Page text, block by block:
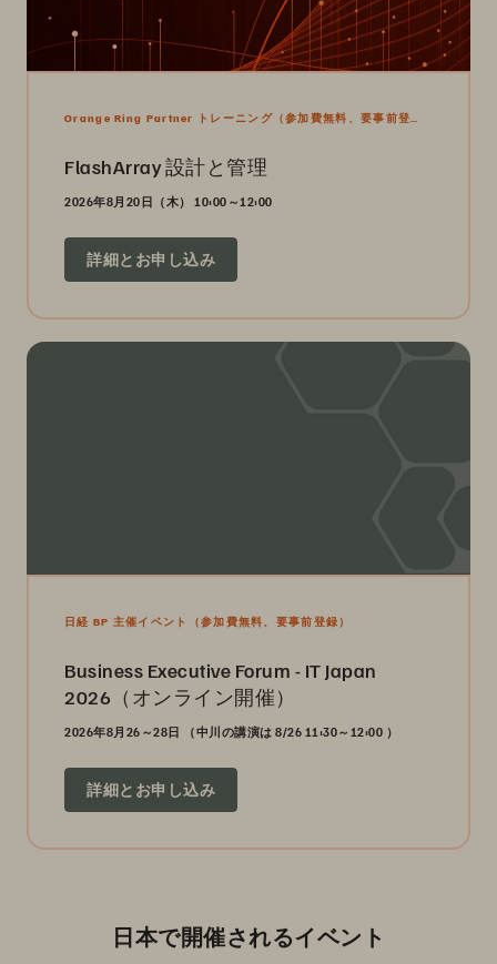
Orange Ring Partner トレーニング（参加費無料、要事前登
FlashArray 設計と管理
2026年8月20日（木） 10:00～12:00
詳細とお申し込み
日経 BP 主催イベント（参加費無料、要事前登録）
Business Executive Forum - IT Japan
2026（オンライン開催）
2026年8月26～28日 （中川の講演は 8/26 11:30～12:00 ）
詳細とお申し込み
日本で開催されるイベント